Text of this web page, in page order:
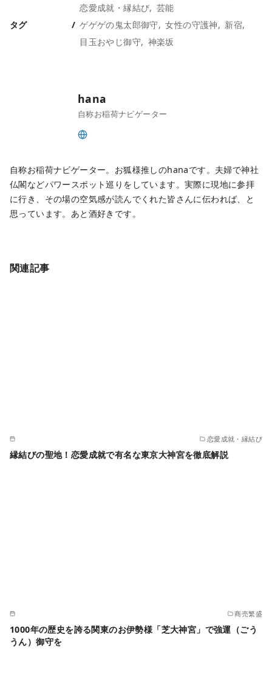
恋愛成就・縁結び
芸能
タグ
ゲゲゲの鬼太郎御守 女性の守護神
新宿
目玉おやじ御守
神楽坂
hana
自称お稲荷ナビゲーター
自称お稲荷ナビゲーター。お狐様推しのhanaです。夫婦で神社
仏閣などパワースポット巡りをしています。実際に現地に参拝
に行き、その場の空気感が読んでくれた皆さんに伝われば、と
思っています。あと酒好きです。
関連記事
恋愛成就・縁結び
縁結びの聖地！恋愛成就で有名な東京大神宮を徹底解説
商売繁盛
1000年の歴史を誇る関東のお伊勢様「芝大神宮」で強運（ごう
うん）御守を